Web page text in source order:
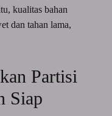
kualitas bahan
dan tahan lama,
Partisi
Siap